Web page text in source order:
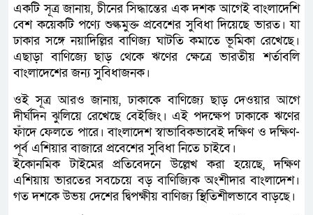
একটি সূত্র জানায়, চীনের সিদ্ধান্তের এক দশক আগেই বাংলাদেশি
বেশ কয়েকটি পণ্যে শুল্কমুক্ত প্রবেশের সুবিধা দিয়েছে ভারত। যা
ঢাকার সঙ্গে নয়াদিল্লির বাণিজ্য ঘাটতি কমাতে ভূমিকা রেখেছে।
এছাড়া বাণিজ্যে ছাড় থেকে ঋণের ক্ষেত্রে ভারতীয় শর্তাবলি
বাংলাদেশের জন্য সুবিধাজনক।
ওই সূত্র আরও জানায়, ঢাকাকে বাণিজ্যে ছাড় দেওয়ার আগে
দীর্ঘদিন ঝুলিয়ে রেখেছে বেইজিং। এই পদক্ষেপ ঢাকাকে ঋণের
ফাঁদে ফেলতে পারে। বাংলাদেশ স্বাভাবিকভাবেই দক্ষিণ ও দক্ষিণ-
পূর্ব এশিয়ার বাজারে প্রবেশের সুবিধা নিতে চাইবে।
ইকোনমিক টাইমের প্রতিবেদনে উল্লেখ করা হয়েছে, দক্ষিণ
এশিয়ায় ভারতের সবচেয়ে বড় বাণিজ্যিক অংশীদার বাংলাদেশ।
গত দশকে উভয় দেশের দ্বিপক্ষীয় বাণিজ্য স্থিতিশীলভাবে বাড়ছে।